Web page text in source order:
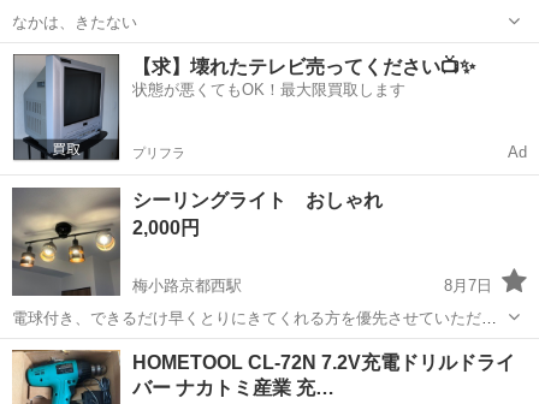
なかは、きたない
京都 京都市 東野駅 その他
【求】壊れたテレビ売ってください📺✨
状態が悪くてもOK！最大限買取します
プリフラ Ad
シーリングライト おしゃれ
2,000円
梅小路京都西駅
8月7日
電球付き、できるだけ早くとりにきてくれる方を優先させていただき
ます。 よろしくおねがいします。
京都 京都市
HOMETOOL CL-72N 7.2V充電ドリルドライ
バー ナカトミ産業 充…